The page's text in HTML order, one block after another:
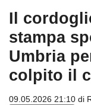
Il
stampa
Umbria
colpito il
09.05.2026 21:10 di